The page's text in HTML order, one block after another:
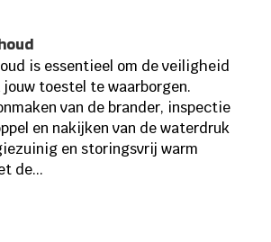
is essentieel om de veiligheid
jouw toestel te waarborgen.
van de brander, inspectie
en nakijken van de waterdruk
en storingsvrij warm
de...